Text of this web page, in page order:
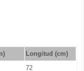
Longitud (cm)
72